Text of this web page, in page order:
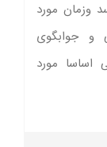
وزمان مورد
و جوابگوی
اساسا مورد